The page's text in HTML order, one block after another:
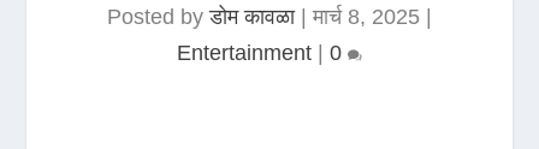
Posted byडोम कावळा|मार्च 8, 2025
Entertainment
0